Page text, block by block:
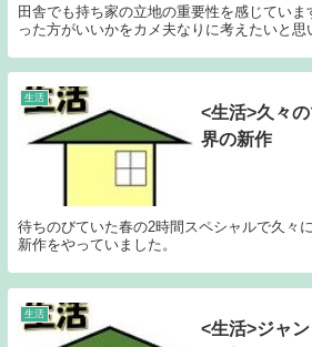
田舎でも持ち家の立地の重要性を感じてい
った方がいいかをカメ夫なりに考えたいと思
生活
<生活>久々
界の新作
待ちのびていた春の2時間スペシャルで久々
新作をやっていました。
生活
<生活>ジャ